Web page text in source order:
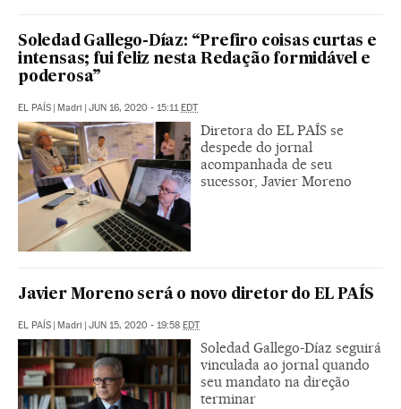
Soledad Gallego-Díaz: “Prefiro coisas curtas e
intensas; fui feliz nesta Redação formidável e
poderosa”
EL PAÍS Madri JUN 16, 2020 - 15:11 EDT
Diretora do EL PAÍS se
despede do jornal
acompanhada de seu
sucessor, Javier Moreno
Javier Moreno será o novo diretor do EL PAÍS
EL PAÍS Madri JUN 15, 2020 - 19:58 EDT
Soledad Gallego-Díaz seguirá
vinculada ao jornal quando
seu mandato na direção
terminar